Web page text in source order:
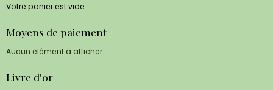
Votre panier est vide
Moyens de paiement
Aucun élément à afficher
Livre d'or